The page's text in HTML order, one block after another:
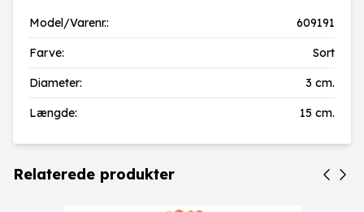
Model/Varenr.: 609191
Farve: Sort
Diameter: 3 cm.
Længde: 15 cm.
Relaterede produkter